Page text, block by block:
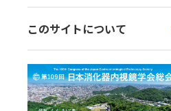
このサイトについて